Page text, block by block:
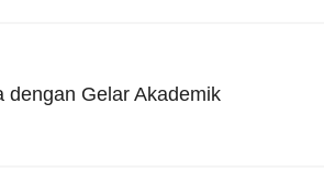
dengan Gelar Akademik